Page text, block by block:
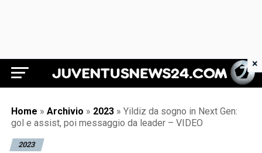
Juventus News 24
Home » Archivio » 2023 » Yildiz da sogno in Next Gen:
gol e assist, poi messaggio da leader – VIDEO
2023
×